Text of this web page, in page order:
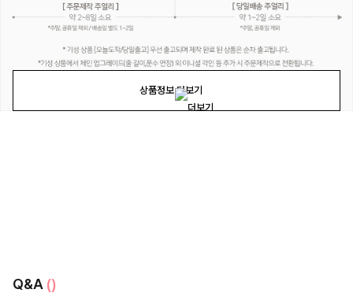
상품정보 더보기
Q&A ()